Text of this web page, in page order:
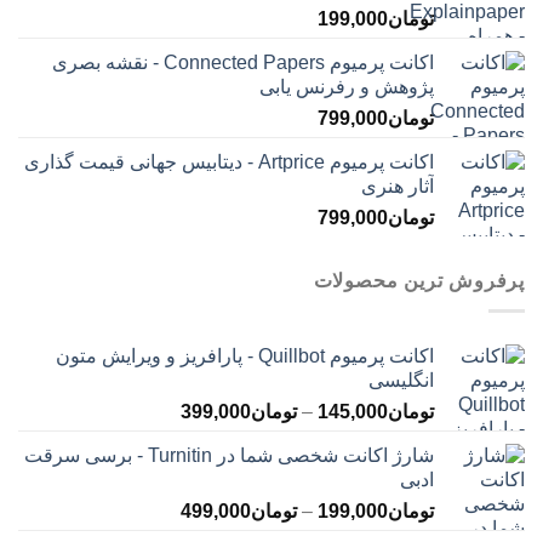
تومان199,000
اکانت پرمیوم Connected Papers - نقشه بصری
پژوهش و رفرنس یابی
تومان799,000
اکانت پرمیوم Artprice - دیتابیس جهانی قیمت ‌گذاری
آثار هنری
تومان799,000
پرفروش ترین محصولات
اکانت پرمیوم Quillbot - پارافریز و ویرایش متون
انگلیسی
تومان145,000
– تومان399,000محدوده
تومان145,000
تومان399,000
شارژ اکانت شخصی شما در Turnitin - برسی سرقت
ادبی
تومان199,000
– تومان499,000محدوده